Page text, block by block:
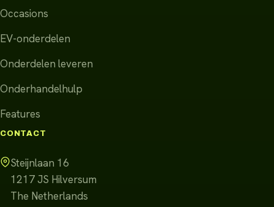
Occasions
EV-onderdelen
Onderdelen leveren
Onderhandelhulp
Features
CONTACT
Steijnlaan 16
1217 JS Hilversum
The Netherlands